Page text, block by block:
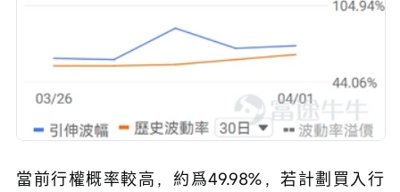
當前行權概率較高，約爲49.98%，若計劃買入行